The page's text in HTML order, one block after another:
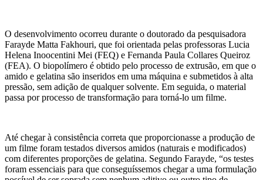
O desenvolvimento ocorreu durante o doutorado da pesquisadora
Farayde Matta Fakhouri, que foi orientada pelas professoras Lucia
Helena Inoocentini Mei (FEQ) e Fernanda Paula Collares Queiroz
(FEA). O biopolímero é obtido pelo processo de extrusão, em que o
amido e gelatina são inseridos em uma máquina e submetidos à alta
pressão, sem adição de qualquer solvente. Em seguida, o material
passa por processo de transformação para torná-lo um filme.
Até chegar à consistência correta que proporcionasse a produção de
um filme foram testados diversos amidos (naturais e modificados)
com diferentes proporções de gelatina. Segundo Farayde, “os testes
foram essenciais para que conseguíssemos chegar a uma formulação